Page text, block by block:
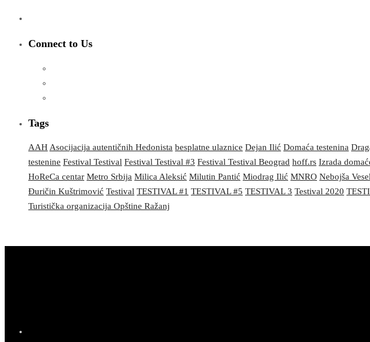
Connect to Us
Tags
AAHAsocijacija autentičnih Hedonista besplatne ulaznice Dejan Ilić Domaća testenina
testenine Festival Testival Festival Testival #3 Festival Testival Beograd hoff.rs Izrada
HoReCa centar Metro Srbija Milica Aleksić Milutin Pantić Miodrag Ilić MNRO Nebojša
Đuričin Kuštrimović Testival TESTIVAL #1 TESTIVAL #5 TESTIVAL 3 Testival 2020
Turistička organizacija Opštine Ražanj